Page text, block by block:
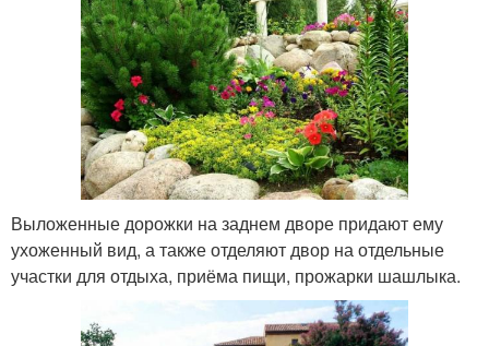
Выложенные дорожки на заднем дворе придают ему
ухоженный вид, а также отделяют двор на отдельные
участки для отдыха, приёма пищи, прожарки шашлыка.